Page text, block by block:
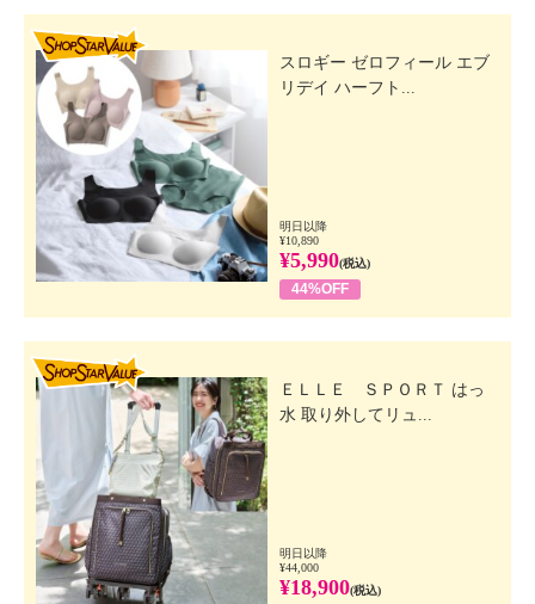
・なし
【原産国（地）】
・中国製
スロギー ゼロフィール エブ
リデイ ハーフト...
明日以降
¥10,890
¥5,990(税込)
44%OFF
ＥＬＬＥ ＳＰＯＲＴ はっ
水 取り外してリュ...
明日以降
¥44,000
¥18,900(税込)